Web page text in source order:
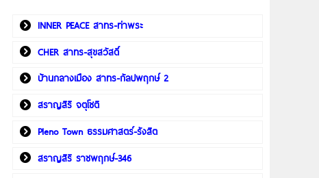
INNER PEACE สาทร-ท่าพระ
CHER สาทร-สุขสวัสดิ์
บ้านกลางเมือง สาทร-กัลปพฤกษ์ 2
สราญสิริ จตุโชติ
Pleno Town ธรรมศาสตร์-รังสิต
สราญสิริ ราชพฤกษ์-346